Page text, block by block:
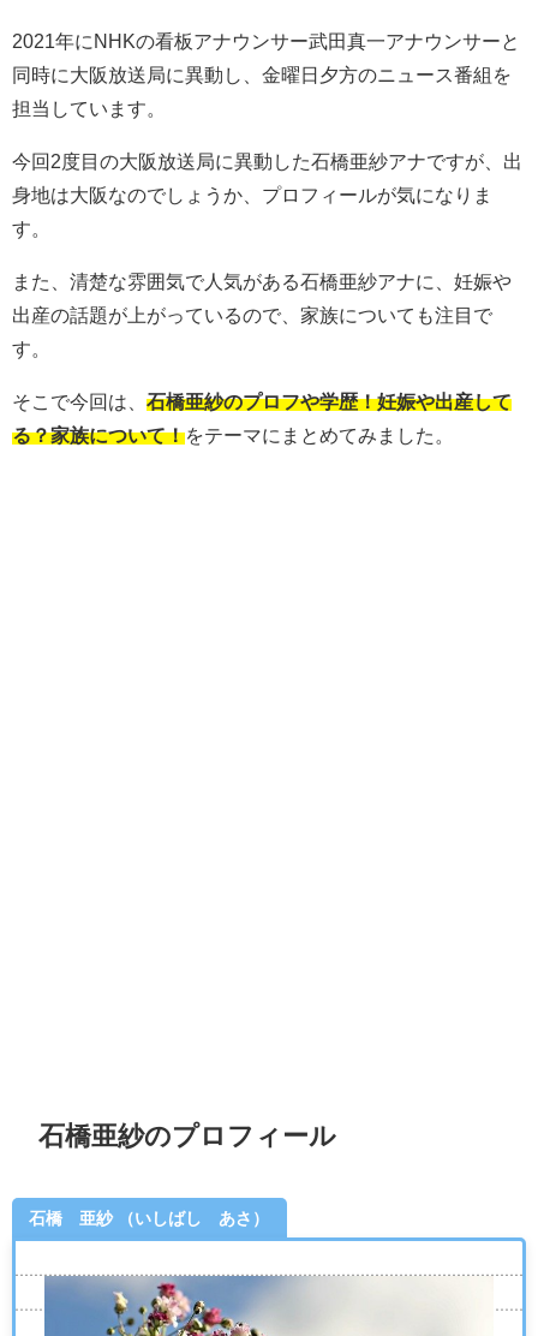
2021年にNHKの看板アナウンサー武田真一アナウンサーと
同時に大阪放送局に異動し、金曜日夕方のニュース番組を
担当しています。
今回2度目の大阪放送局に異動した石橋亜紗アナですが、出
身地は大阪なのでしょうか、プロフィールが気になりま
す。
また、清楚な雰囲気で人気がある石橋亜紗アナに、妊娠や
出産の話題が上がっているので、家族についても注目で
す。
そこで今回は、 石橋亜紗のプロフや学歴！妊娠や出産して
る？家族について！をテーマにまとめてみました。
石橋亜紗のプロフィール
石橋 亜紗 （いしばし あさ）